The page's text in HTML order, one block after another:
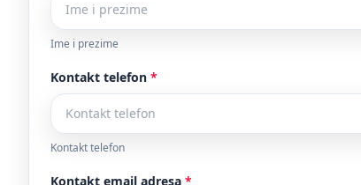
Ime i prezime
Kontakt telefon *
Kontakt telefon
Kontakt email adresa *